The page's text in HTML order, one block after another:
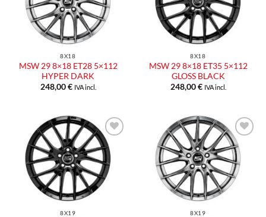
dei
desideri
8X18
MSW 29 8×18 ET28 5×112
HYPER DARK
248,00€ IVA incl.
dei
desideri
8X18
MSW 29 8×18 ET35 5×112
GLOSS BLACK
248,00€ IVA incl.
Aggiungi
alla lista
dei
desideri
8X19
Aggiungi
alla lista
dei
desideri
8X19